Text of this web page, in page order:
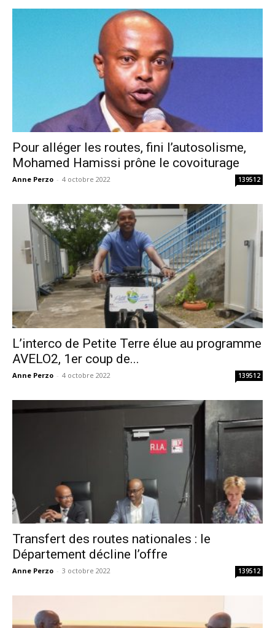
Pour alléger les routes, fini l’autosolisme,
Mohamed Hamissi prône le covoiturage
Anne Perzo - 4 octobre 2022 139512
L’interco de Petite Terre élue au programme
AVELO2, 1er coup de...
Anne Perzo - 4 octobre 2022 139512
Transfert des routes nationales : le
Département décline l’offre
Anne Perzo - 3 octobre 2022 139512